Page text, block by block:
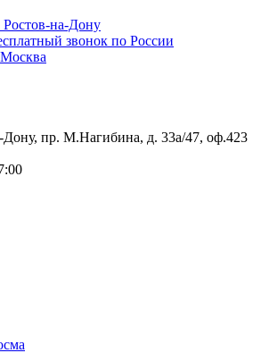
Ростов-на-Дону
звонок по России
Москва
Дону, пр. М.Нагибина, д. 33а/47, оф.423